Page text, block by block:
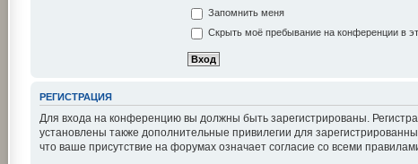
Запомнить меня
Скрыть моё пребывание на конференции в
РЕГИСТРАЦИЯ
Для входа на конференцию вы должны быть зарегистрированы.
установлены также дополнительные привилегии для
что ваше присутствие на форумах означает согласие со всеми